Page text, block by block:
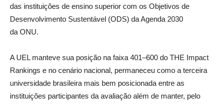
das instituições de ensino superior com os Objetivos de
Desenvolvimento Sustentável (ODS) da Agenda 2030
da ONU.
A UEL manteve sua posição na faixa 401–600 do THE Impact
Rankings e no cenário nacional, permaneceu como a terceira
universidade brasileira mais bem posicionada entre as
instituições participantes da avaliação além de manter, pelo